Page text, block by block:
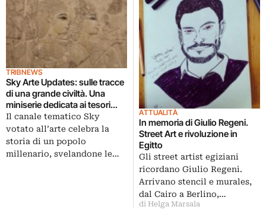
TRIBNEWS
Sky Arte Updates: sulle tracce
di una grande civiltà. Una
miniserie dedicata ai tesori
dell’Antico Egitto
Il canale tematico Sky
votato all’arte celebra la
storia di un popolo
millenario, svelandone le…
ATTUALITÀ
In memoria di Giulio Regeni.
Street Art e rivoluzione in
Egitto
Gli street artist egiziani
ricordano Giulio Regeni.
Arrivano stencil e murales,
dal Cairo a Berlino,…
di Helga Marsala